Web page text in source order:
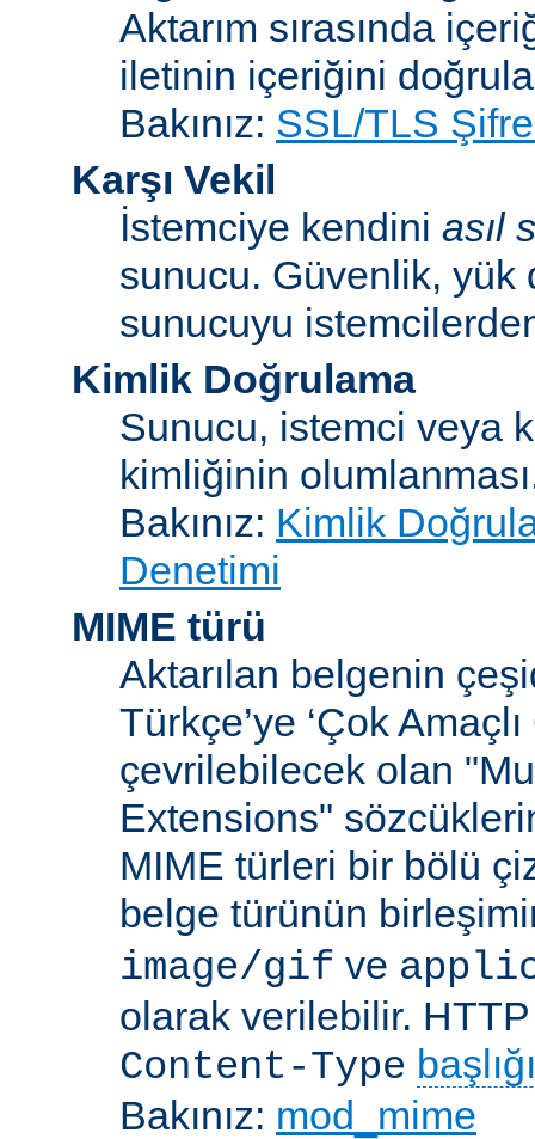
Aktarım sırasında
iletinin içeriğini
Bakınız: SSL/TLS
Karşı Vekil
İstemciye kendini asıl
sunucu. Güvenlik, yük
sunucuyu
Kimlik Doğrulama
Sunucu, istemci veya
kimliğinin
Bakınız: Kimlik
Denetimi
MIME türü
Aktarılan belgenin
Türkçe’ye ‘Çok
çevrilebilecek olan
Extensions"
MIME türleri bir bölü
belge türünün
image/gif ve
olarak verilebilir.
Content-Type
Bakınız: mod_mime